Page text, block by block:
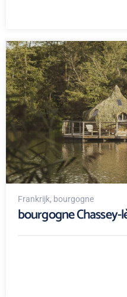
Frankrijk, bourgogne
bourgogne